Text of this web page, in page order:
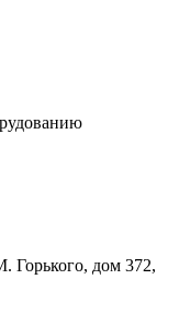
Горького, дом 372,